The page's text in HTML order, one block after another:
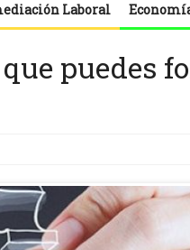
Laboral
puedes